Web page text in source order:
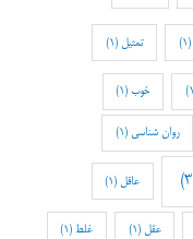
(1) تمثیل (1)
خوب(1)
روان شناسی (1)
عاقل (1)
عقل (1) غلط (1)